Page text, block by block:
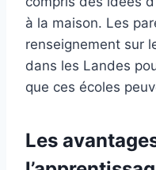
à la maison. Les
renseignement sur
dans les Landes
que ces écoles
Les